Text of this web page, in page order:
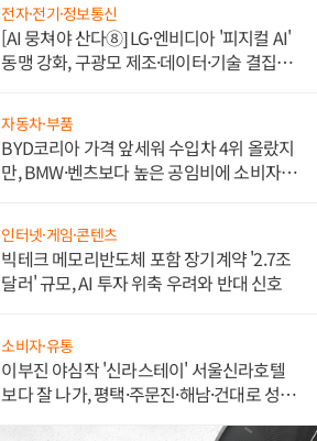
전자·전기·정보통신
[AI 뭉쳐야 산다⑧] LG·엔비디아 '피지컬 AI'
동맹 강화, 구광모 제조·데이터·기술 결집
자동차·부품
BYD코리아 가격 앞세워 수입차 4위 올랐지
만, BMW·벤츠보다 높은 공임비에 소비자
인터넷·게임·콘텐츠
빅테크 메모리반도체 포함 장기계약 '2.7조
달러' 규모, AI 투자 위축 우려와 반대 신호
소비자·유통
이부진 야심작 '신라스테이' 서울신라호텔
보다 잘 나가, 평택·주문진·해남·건대로 성